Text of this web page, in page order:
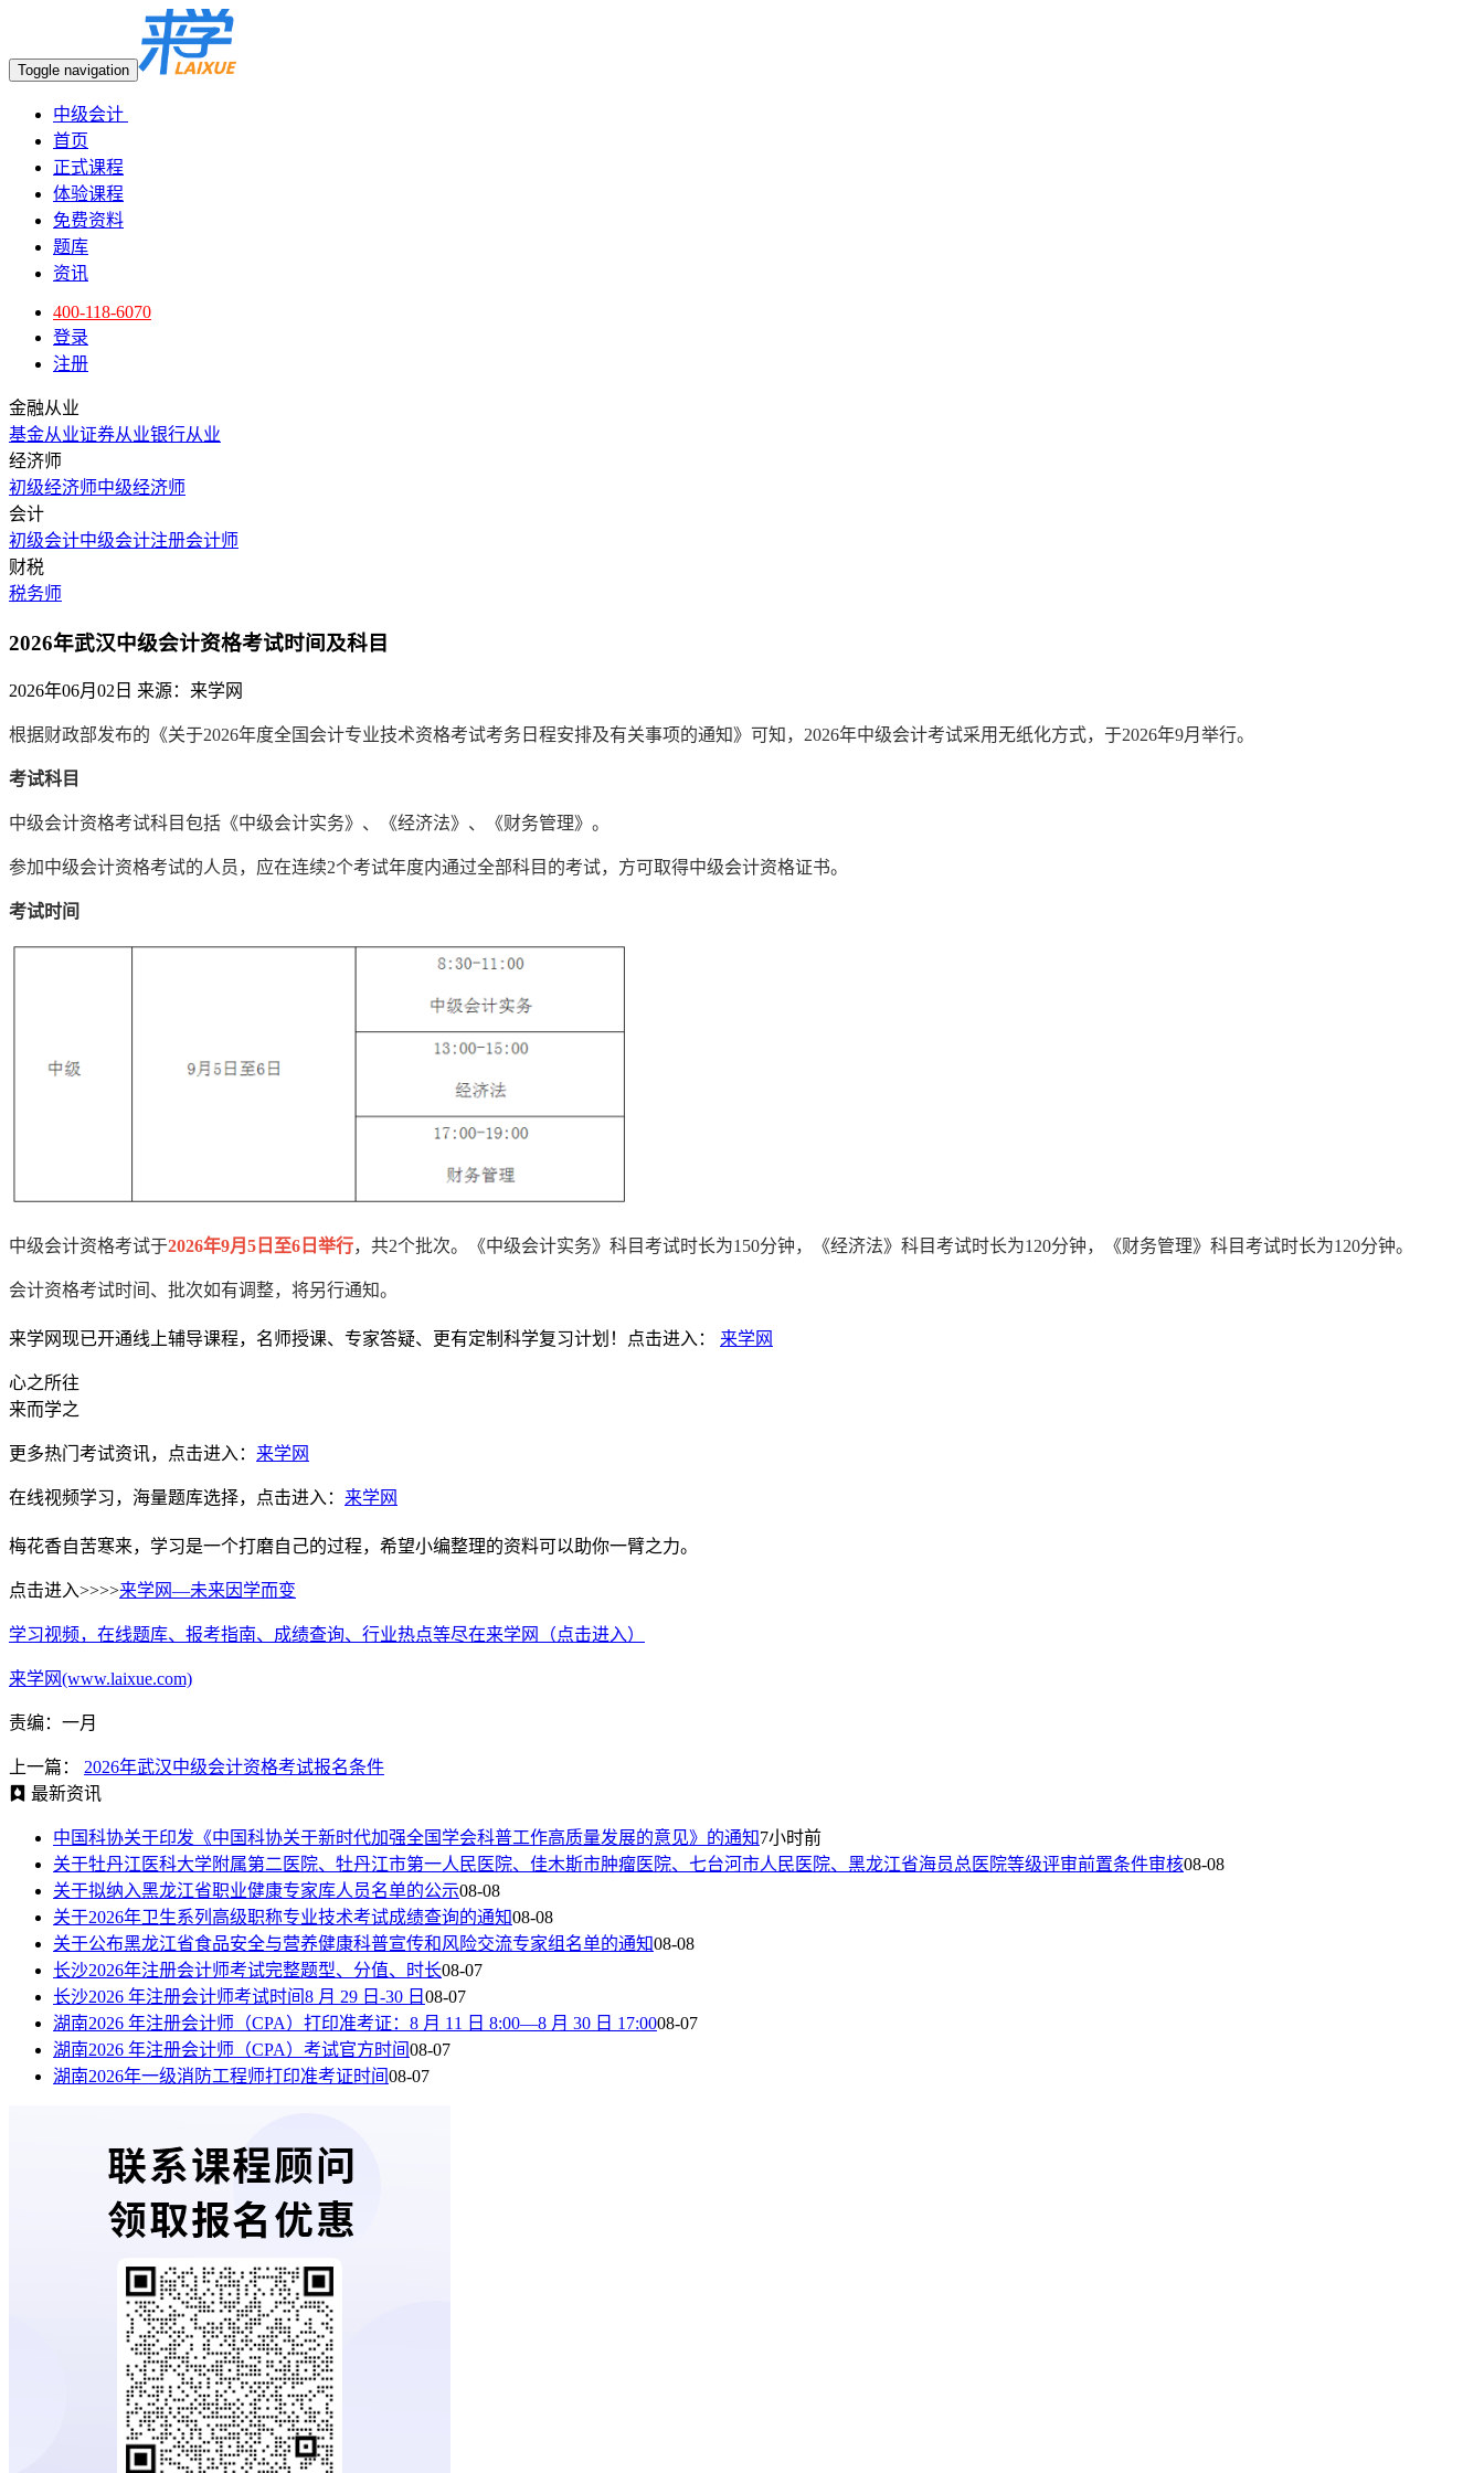
Toggle navigation
中级会计
首页
正式课程
体验课程
免费资料
题库
资讯
400-118-6070
登录
注册
金融从业
基金从业证券从业银行从业
经济师
初级经济师中级经济师
会计
初级会计中级会计注册会计师
财税
税务师
2026年武汉中级会计资格考试时间及科目
2026年06月02日 来源：来学网
根据财政部发布的《关于2026年度全国会计专业技术资格考试考务日程安排及有关事项的通知》可知，2026年中级会计考试采用无纸化方式，于2026年9月举行。
考试科目
中级会计资格考试科目包括《中级会计实务》、《经济法》、《财务管理》。
参加中级会计资格考试的人员，应在连续2个考试年度内通过全部科目的考试，方可取得中级会计资格证书。
考试时间
中级会计资格考试于2026年9月5日至6日举行，共2个批次。《中级会计实务》科目考试时长为150分钟，《经济法》科目考试时长为120分钟，《财务管理》科目考试时长为120分钟。
会计资格考试时间、批次如有调整，将另行通知。
来学网现已开通线上辅导课程，名师授课、专家答疑、更有定制科学复习计划！点击进入： 来学网
心之所往
来而学之
更多热门考试资讯，点击进入： 来学网
在线视频学习，海量题库选择，点击进入： 来学网
梅花香自苦寒来，学习是一个打磨自己的过程，希望小编整理的资料可以助你一臂之力。
点击进入>>>>来学网—未来因学而变
学习视频，在线题库、报考指南、成绩查询、行业热点等尽在来学网（点击进入）
来学网(www.laixue.com)
责编：一月
上一篇：
2026年武汉中级会计资格考试报名条件
最新资讯
中国科协关于印发《中国科协关于新时代加强全国学会科普工作高质量发展的意见》的通知7小时前
关于牡丹江医科大学附属第二医院、牡丹江市第一人民医院、佳木斯市肿瘤医院、七台河市人民医院、黑龙江省海员总医院等级评审前置条件审核08-08
关于拟纳入黑龙江省职业健康专家库人员名单的公示08-08
关于2026年卫生系列高级职称专业技术考试成绩查询的通知08-08
关于公布黑龙江省食品安全与营养健康科普宣传和风险交流专家组名单的通知08-08
长沙2026年注册会计师考试完整题型、分值、时长08-07
长沙2026 年注册会计师考试时间8 月 29 日-30 日 08-07
湖南2026 年注册会计师（CPA）打印准考证：8 月 11 日 8:00—8 月 30 日 17:0008-07
湖南2026 年注册会计师（CPA）考试官方时间08-07
湖南2026年一级消防工程师打印准考证时间08-07